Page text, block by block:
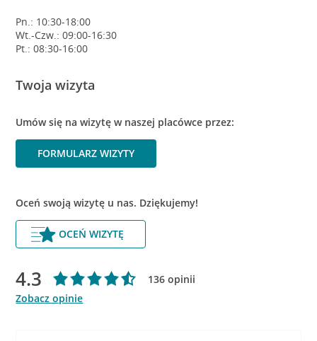
Pn.: 10:30-18:00
Wt.-Czw.: 09:00-16:30
Pt.: 08:30-16:00
Twoja wizyta
Umów się na wizytę w naszej placówce przez:
FORMULARZ WIZYTY
Oceń swoją wizytę u nas. Dziękujemy!
OCEŃ WIZYTĘ
4.3
136 opinii
Zobacz opinie